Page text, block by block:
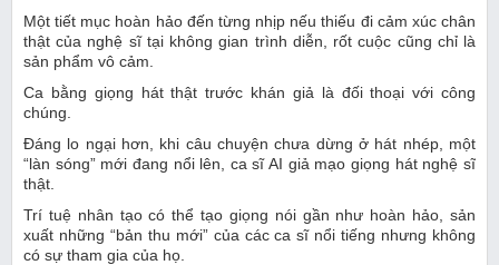
Một tiết mục hoàn hảo đến từng nhịp nếu thiếu đi cảm xúc chân
thật của nghệ sĩ tại không gian trình diễn, rốt cuộc cũng chỉ là
sản phẩm vô cảm.
Ca bằng giọng hát thật trước khán giả là đối thoại với công
chúng.
Đáng lo ngại hơn, khi câu chuyện chưa dừng ở hát nhép, một
“làn sóng” mới đang nổi lên, ca sĩ AI giả mạo giọng hát nghệ sĩ
thật.
Trí tuệ nhân tạo có thể tạo giọng nói gần như hoàn hảo, sản
xuất những “bản thu mới” của các ca sĩ nổi tiếng nhưng không
có sự tham gia của họ.